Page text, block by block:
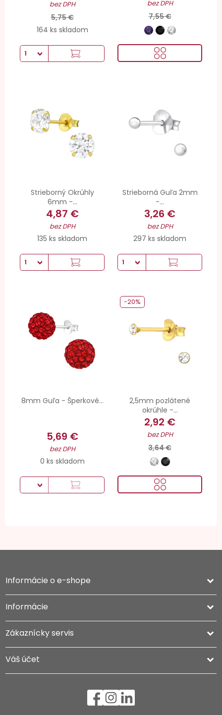
bez DPH
5,75 €
164 ks skladom
bez DPH
7,55 €
Strieborný Okrúhly
6mm -...
4,87 €
bez DPH
135 ks skladom
Strieborná Guľa 2mm
-...
3,26 €
bez DPH
297 ks skladom
8mm Guľa - Šperkové...
5,69 €
bez DPH
0 ks skladom
2,5mm pozlátené
okrúhle -...
2,92 €
bez DPH
3,64 €
-20%
Informácie o e-shope keyboard_arrow_down
Informácie 
Zákaznícky servis 
Váš účet 